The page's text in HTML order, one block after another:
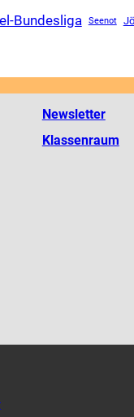
Bundesliga Seenot
Newsletter
Klassenraum